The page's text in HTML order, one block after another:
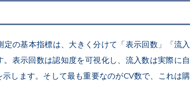
の基本指標は、大きく分けて「表示回数」「流入
表示回数は認知度を可視化し、流入数は実際に自
します。そして最も重要なのがCV数で、これは購